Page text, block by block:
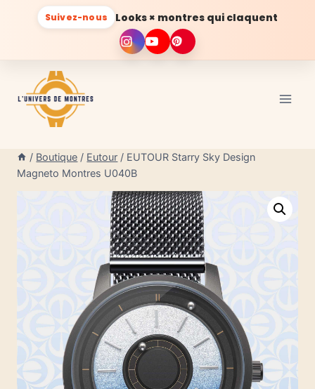
Suivez-nous Looks × montres qui claquent
contenu
/ Boutique / Eutour / EUTOUR Starry Sky Design
Magneto Montres U040B